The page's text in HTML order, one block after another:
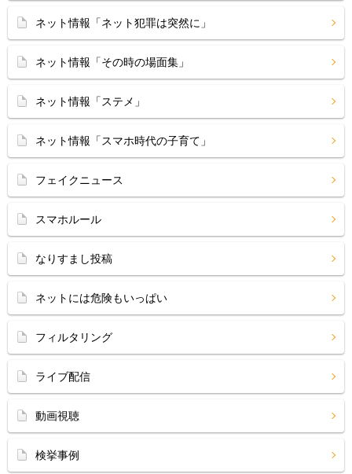
ネット情報「ネット犯罪は突然に」
ネット情報「その時の場面集」
ネット情報「ステメ」
ネット情報「スマホ時代の子育て」
フェイクニュース
スマホルール
なりすまし投稿
ネットには危険もいっぱい
フィルタリング
ライブ配信
動画視聴
検挙事例